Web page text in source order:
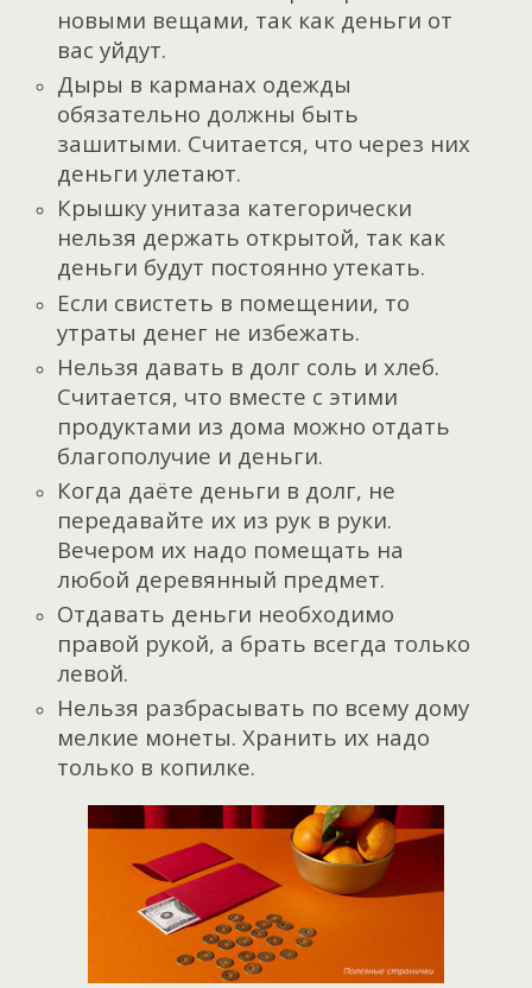
новыми вещами, так как деньги от
вас уйдут.
Дыры в карманах одежды
обязательно должны быть
зашитыми. Считается, что через них
деньги улетают.
Крышку унитаза категорически
нельзя держать открытой, так как
деньги будут постоянно утекать.
Если свистеть в помещении, то
утраты денег не избежать.
Нельзя давать в долг соль и хлеб.
Считается, что вместе с этими
продуктами из дома можно отдать
благополучие и деньги.
Когда даёте деньги в долг, не
передавайте их из рук в руки.
Вечером их надо помещать на
любой деревянный предмет.
Отдавать деньги необходимо
правой рукой, а брать всегда только
левой.
Нельзя разбрасывать по всему дому
мелкие монеты. Хранить их надо
только в копилке.